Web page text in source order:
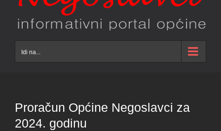
Idi na...
Proračun Općine Negoslavci za
2024. godinu